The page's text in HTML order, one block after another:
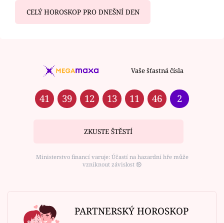
CELÝ HOROSKOP PRO DNEŠNÍ DEN
Vaše šťastná čísla
41 39 12 13 11 46 2
ZKUSTE ŠTĚSTÍ
Ministerstvo financí varuje: Účastí na hazardní hře může
vzniknout závislost ⑱
PARTNERSKÝ HOROSKOP